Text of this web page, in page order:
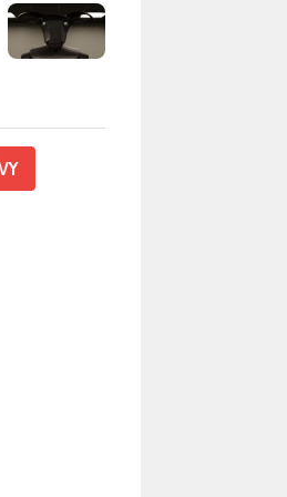
robot má ale zachraňovat